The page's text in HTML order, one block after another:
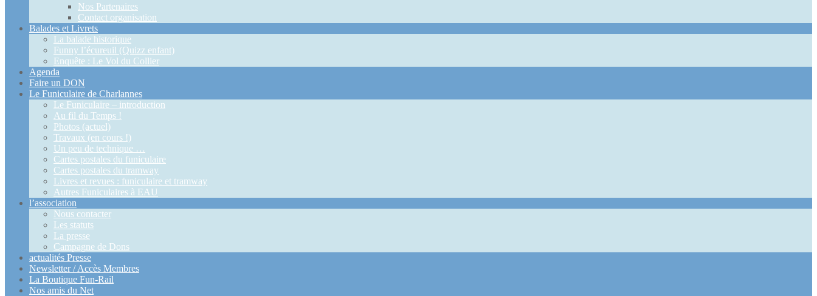
Nos Partenaires
Contact organisation
Balades et Livrets
La balade historique
Funny l’écureuil (Quizz enfant)
Enquête : Le Vol du Collier
Agenda
Faire un DON
Le Funiculaire de Charlannes
Le Funiculaire – introduction
Au fil du Temps !
Photos (actuel)
Travaux (en cours !)
Un peu de technique …
Cartes postales du funiculaire
Cartes postales du tramway
Livres et revues : funiculaire et tramway
Autres Funiculaires à EAU
l’association
Nous contacter
Les statuts
La presse
Campagne de Dons
actualités Presse
Newsletter / Accès Membres
La Boutique Fun-Rail
Nos amis du Net